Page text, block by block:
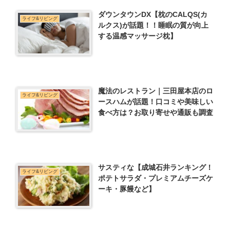
ライフ&リビング
ダウンタウンDX【枕のCALQS(カ
ルクス)が話題！！睡眠の質が向上
する温感マッサージ枕】
ライフ&リビング
魔法のレストラン｜三田屋本店のロ
ースハムが話題！口コミや美味しい
食べ方は？お取り寄せや通販も調査
ライフ&リビング
サスティな【成城石井ランキング！
ポテトサラダ・プレミアムチーズケ
ーキ・豚饅など】